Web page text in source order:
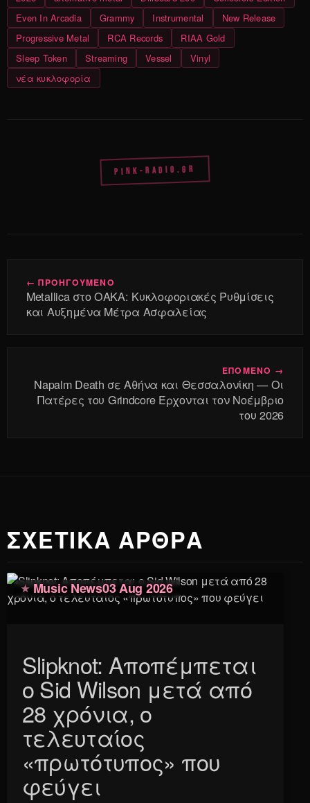
Even In Arcadia
Grammy Instrumental
New Release
Progressive Metal
RCA Records
RIAA Gold
Sleep Token
Streaming Vessel
Vinyl
νέα κυκλοφορία
PINK-RADIO.GR
← ΠΡΟΗΓΟΥΜΕΝΟ
Metallica στο ΟΑΚΑ: Κυκλοφοριακές Ρυθμίσεις
και Αυξημένα Μέτρα Ασφαλείας
ΕΠΟΜΕΝΟ →
Napalm Death σε Αθήνα και Θεσσαλονίκη — Οι
Πατέρες του Grindcore Έρχονται τον Νοέμβριο
του 2026
ΣΧΕΤΙΚΑ ΑΡΘΡΑ
Music News03 Aug 2026
Slipknot: Αποπέμπεται
ο Sid Wilson μετά από
28 χρόνια, ο
τελευταίος
«πρωτότυπος» που
φεύγει